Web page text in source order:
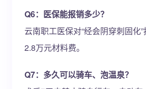
Q6：医保能报销多少？
云南职工医保对“经会阴穿刺固
2.8万元材料费。
Q7：多久可以骑车、泡温泉？